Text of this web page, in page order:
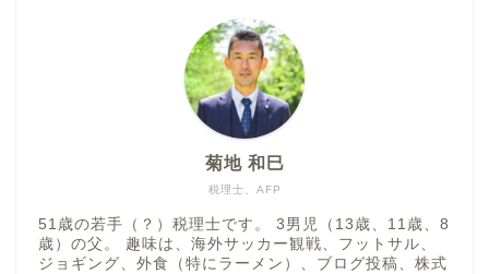
税理士、AFP
菊地 和巳
51歳の若手（？）税理士です。 3男児（13歳、11歳、8
歳）の父。 趣味は、海外サッカー観戦、フットサル、
ジョギング、外食（特にラーメン）、ブログ投稿、株式